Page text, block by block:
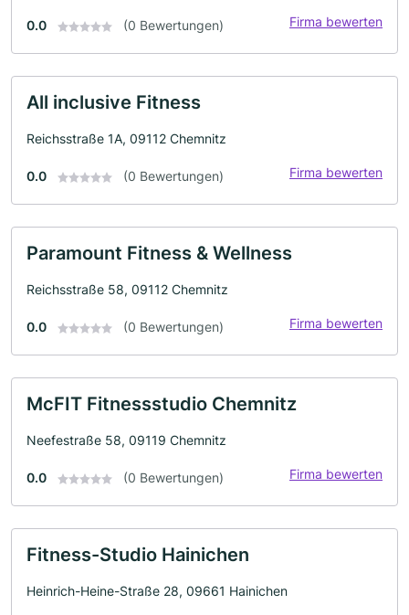
0.0 (0 Bewertungen) Firma bewerten
All inclusive Fitness
Reichsstraße 1A, 09112 Chemnitz
0.0 (0 Bewertungen) Firma bewerten
Paramount Fitness & Wellness
Reichsstraße 58, 09112 Chemnitz
0.0 (0 Bewertungen) Firma bewerten
McFIT Fitnessstudio Chemnitz
Neefestraße 58, 09119 Chemnitz
0.0 (0 Bewertungen) Firma bewerten
Fitness-Studio Hainichen
Heinrich-Heine-Straße 28, 09661 Hainichen